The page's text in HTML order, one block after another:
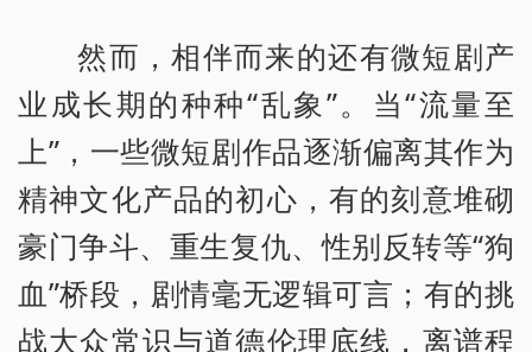
然而，相伴而来的还有微短剧产
业成长期的种种“乱象”。当“流量至
上”，一些微短剧作品逐渐偏离其作为
精神文化产品的初心，有的刻意堆砌
豪门争斗、重生复仇、性别反转等“狗
血”桥段，剧情毫无逻辑可言；有的挑
战大众常识与道德伦理底线，离谱程